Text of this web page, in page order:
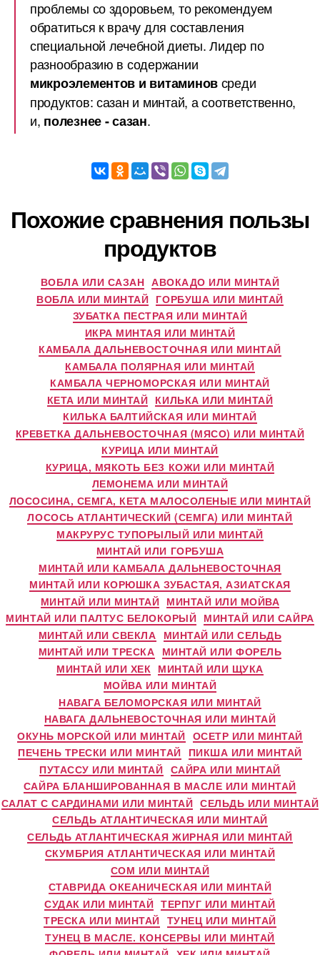
проблемы со здоровьем, то рекомендуем
обратиться к врачу для составления
специальной лечебной диеты. Лидер по
разнообразию в содержании
микроэлементов и витаминовсреди
продуктов: сазан и минтай, а соответственно,
и, полезнее - сазан.
Похожие сравнения пользы
продуктов
ВОБЛА ИЛИ САЗАН АВОКАДО ИЛИ МИНТАЙ
ВОБЛА ИЛИ МИНТАЙ ГОРБУША ИЛИ МИНТАЙ
ЗУБАТКА ПЕСТРАЯ ИЛИ МИНТАЙ
ИКРА МИНТАЯ ИЛИ МИНТАЙ
КАМБАЛА ДАЛЬНЕВОСТОЧНАЯ ИЛИ МИНТАЙ
КАМБАЛА ПОЛЯРНАЯ ИЛИ МИНТАЙ
КАМБАЛА ЧЕРНОМОРСКАЯ ИЛИ МИНТАЙ
КЕТА ИЛИ МИНТАЙ КИЛЬКА ИЛИ МИНТАЙ
КИЛЬКА БАЛТИЙСКАЯ ИЛИ МИНТАЙ
КРЕВЕТКА ДАЛЬНЕВОСТОЧНАЯ (МЯСО) ИЛИ МИНТАЙ
КУРИЦА ИЛИ МИНТАЙ
КУРИЦА, МЯКОТЬ БЕЗ КОЖИ ИЛИ МИНТАЙ
ЛЕМОНЕМА ИЛИ МИНТАЙ
ЛОСОСИНА, СЕМГА, КЕТА МАЛОСОЛЕНЫЕ ИЛИ МИНТАЙ
ЛОСОСЬ АТЛАНТИЧЕСКИЙ (СЕМГА) ИЛИ МИНТАЙ
МАКРУРУС ТУПОРЫЛЫЙ ИЛИ МИНТАЙ
МИНТАЙ ИЛИ ГОРБУША
МИНТАЙ ИЛИ КАМБАЛА ДАЛЬНЕВОСТОЧНАЯ
МИНТАЙ ИЛИ КОРЮШКА ЗУБАСТАЯ, АЗИАТСКАЯ
МИНТАЙ ИЛИ МИНТАЙ МИНТАЙ ИЛИ МОЙВА
МИНТАЙ ИЛИ ПАЛТУС БЕЛОКОРЫЙ МИНТАЙ ИЛИ САЙРА
МИНТАЙ ИЛИ СВЕКЛА МИНТАЙ ИЛИ СЕЛЬДЬ
МИНТАЙ ИЛИ ТРЕСКА МИНТАЙ ИЛИ ФОРЕЛЬ
МИНТАЙ ИЛИ ХЕК МИНТАЙ ИЛИ ЩУКА
МОЙВА ИЛИ МИНТАЙ
НАВАГА БЕЛОМОРСКАЯ ИЛИ МИНТАЙ
НАВАГА ДАЛЬНЕВОСТОЧНАЯ ИЛИ МИНТАЙ
ОКУНЬ МОРСКОЙ ИЛИ МИНТАЙ ОСЕТР ИЛИ МИНТАЙ
ПЕЧЕНЬ ТРЕСКИ ИЛИ МИНТАЙ ПИКША ИЛИ МИНТАЙ
ПУТАССУ ИЛИ МИНТАЙ САЙРА ИЛИ МИНТАЙ
САЙРА БЛАНШИРОВАННАЯ В МАСЛЕ ИЛИ МИНТАЙ
САЛАТ С САРДИНАМИ ИЛИ МИНТАЙ СЕЛЬДЬ ИЛИ МИНТАЙ
СЕЛЬДЬ АТЛАНТИЧЕСКАЯ ИЛИ МИНТАЙ
СЕЛЬДЬ АТЛАНТИЧЕСКАЯ ЖИРНАЯ ИЛИ МИНТАЙ
СКУМБРИЯ АТЛАНТИЧЕСКАЯ ИЛИ МИНТАЙ
СОМ ИЛИ МИНТАЙ
СТАВРИДА ОКЕАНИЧЕСКАЯ ИЛИ МИНТАЙ
СУДАК ИЛИ МИНТАЙ ТЕРПУГ ИЛИ МИНТАЙ
ТРЕСКА ИЛИ МИНТАЙ ТУНЕЦ ИЛИ МИНТАЙ
ТУНЕЦ В МАСЛЕ. КОНСЕРВЫ ИЛИ МИНТАЙ